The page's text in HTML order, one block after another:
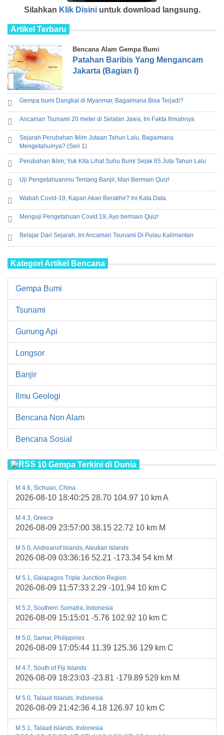
Silahkan Klik Disiniuntuk download langsung.
Artikel Terbaru
Bencana Alam Gempa Bumi
Patahan Baribis Yang Mengancam
Jakarta (Bagian I)
Gempa bumi Dangkal di Myanmar, Bagaimana Bisa Terjadi?
Ancaman Tsunami 20 meter di Selatan Jawa, Ini Fakta Ilmiahnya
Sejarah Perubahan Iklim Jutaan Tahun Lalu, Bagaimana
Mengetahuinya? (Seri 1)
Perubahan Iklim; Yuk Kita Lihat Suhu Bumi Sejak 65 Juta Tahun Lalu
Uji Pengetahuanmu Tentang Banjir, Mari Bermain Quiz!
Wabah Covid-19, Kapan Akan Berakhir? Ini Kata Data
Menguji Pengetahuan Covid 19, Ayo bermain Quiz!
Belajar Dari Sejarah, Ini Ancaman Tsunami Di Pulau Kalimantan
Kategori Artikel Bencana
Gempa Bumi
Tsunami
Gunung Api
Longsor
Banjir
Ilmu Geologi
Bencana Non Alam
Bencana Sosial
10 Gempa Terkini di Dunia
M 4.6, Sichuan, China
2026-08-10 18:40:25 28.70 104.97 10 km A
M 4.3, Greece
2026-08-09 23:57:00 38.15 22.72 10 km M
M 5.0, Andreanof Islands, Aleutian Islands
2026-08-09 03:36:16 52.21 -173.34 54 km M
M 5.1, Galapagos Triple Junction Region
2026-08-09 11:57:33 2.29 -101.94 10 km C
M 5.2, Southern Sumatra, Indonesia
2026-08-09 15:15:01 -5.76 102.92 10 km C
M 5.0, Samar, Philippines
2026-08-09 17:05:44 11.39 125.36 129 km C
M 4.7, South of Fiji Islands
2026-08-09 18:23:03 -23.81 -179.89 529 km M
M 5.0, Talaud Islands, Indonesia
2026-08-09 21:42:36 4.18 126.97 10 km C
M 5.1, Talaud Islands, Indonesia